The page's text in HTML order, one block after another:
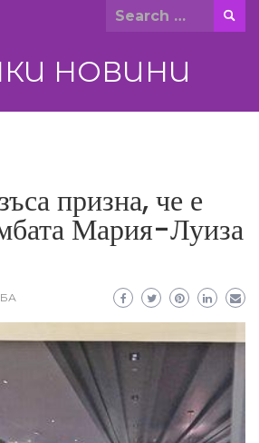
Search
НОВИНИ
призна, че е
Мария-Луиза